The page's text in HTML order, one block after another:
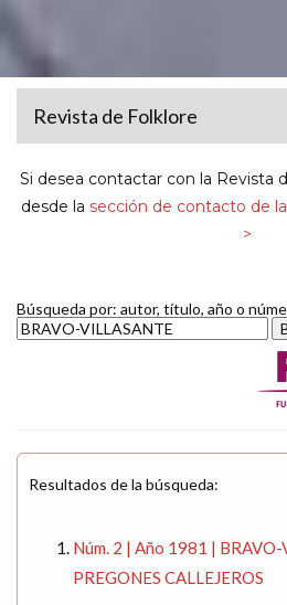
Revista de Folklore
Si desea contactar con la Revista
desde la sección de contacto de
>
Búsqueda por: autor, título, año o
Resultados de la búsqueda:
Núm. 2 | Año 1981 | BRAVO-
PREGONES CALLEJEROS